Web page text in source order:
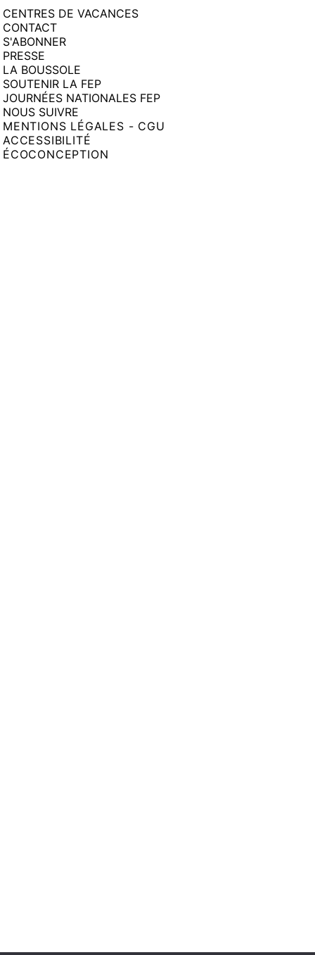
CENTRES DE VACANCES
CONTACT
S'ABONNER
PRESSE
LA BOUSSOLE
SOUTENIR LA FEP
JOURNÉES NATIONALES FEP
NOUS SUIVRE
MENTIONS LÉGALES - CGU
ACCESSIBILITÉ
ÉCOCONCEPTION